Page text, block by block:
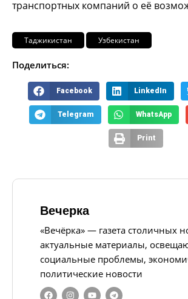
транспортных компаний о её
Таджикистан Узбекистан
Поделиться:
Facebook LinkedIn
Telegram WhatsApp
Print
Вечерка
«Вечёрка» — газета столичных
актуальные материалы,
социальные проблемы,
политические новости